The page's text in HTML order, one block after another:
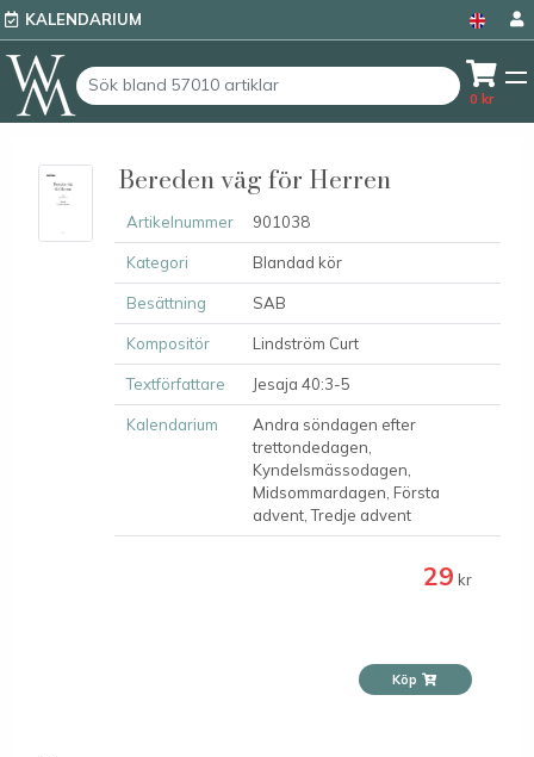
KALENDARIUM
0 kr
Bereden väg för Herren
Artikelnummer 901038
Kategori Blandad kör
Besättning SAB
Kompositör Lindström Curt
Textförfattare Jesaja 40:3-5
Kalendarium
Andra söndagen efter
trettondedagen,
Kyndelsmässodagen,
Midsommardagen, Första
advent, Tredje advent
29 kr
Köp